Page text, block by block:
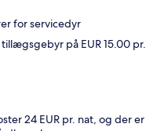
for servicedyr
på EUR 15.00 pr.
24 EUR pr. nat, og der er